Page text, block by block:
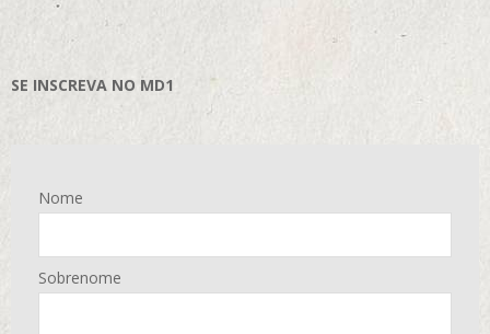
SE INSCREVA NO MD1
Nome
Sobrenome